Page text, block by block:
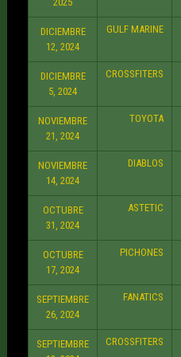
DICIEMBRE
12, 2024
GULF MARINE
DICIEMBRE
5, 2024
CROSSFITERS
NOVIEMBRE
21, 2024
TOYOTA
NOVIEMBRE
14, 2024
DIABLOS
OCTUBRE
31, 2024
ASTETIC
OCTUBRE
17, 2024
PICHONES
SEPTIEMBRE
26, 2024
FANATICS
SEPTIEMBRE
CROSSFITERS